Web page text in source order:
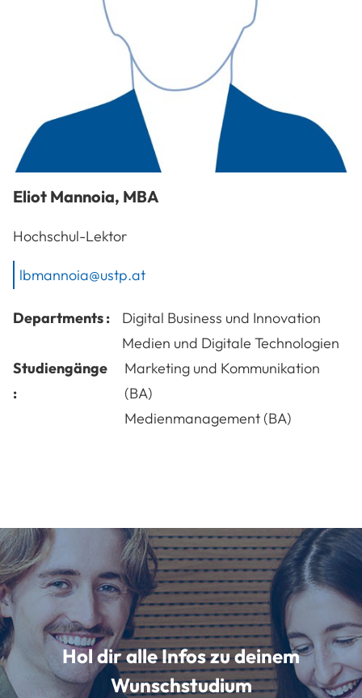
Eliot Mannoia, MBA
Hochschul-Lektor
lbmannoia@ustp.at
Departments :
Digital Business und Innovation
Medien und Digitale Technologien
Studiengänge
:
Marketing und Kommunikation
(BA)
Medienmanagement (BA)
Hol dir alle Infos zu deinem
Wunschstudium